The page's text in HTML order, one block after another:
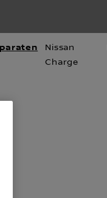
Nissan
Charge